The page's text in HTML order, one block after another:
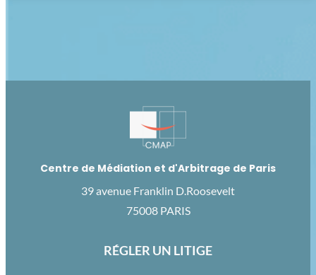
Centre de Médiation et d'Arbitrage de Paris
39 avenue Franklin D.Roosevelt
75008 PARIS
RÉGLER UN LITIGE